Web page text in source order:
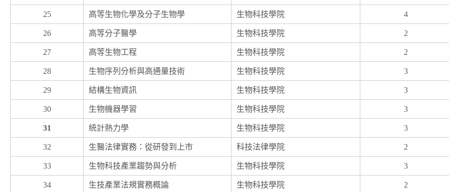
25 高等生物化學及分子生物學 生物科技學院 4
26 高等分子醫學 生物科技學院 2
27 高等生物工程 生物科技學院 2
28 生物序列分析與高通量技術 生物科技學院 3
29 結構生物資訊 生物科技學院 3
30 生物機器學習 生物科技學院 3
31 統計熱力學 生物科技學院 3
32 生醫法律實務：從研發到上市 科技法律學院 2
33 生物科技產業趨勢與分析 生物科技學院 3
34 生技產業法規實務概論 生物科技學院 2